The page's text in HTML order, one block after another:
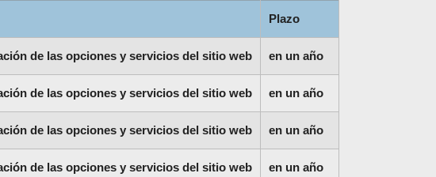
Plazo
de las opciones y servicios del sitio web en un año
de las opciones y servicios del sitio web en un año
de las opciones y servicios del sitio web en un año
de las opciones y servicios del sitio web en un año